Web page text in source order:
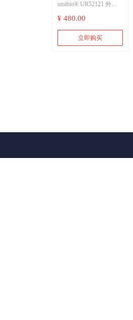
umibio® UR52121 外泌体提取纯化试剂盒（细胞上清） 20 T 目录价：4000元 适用于细胞上清（尿液），可以提取400ml细胞上清液
¥ 480.00
立即购买